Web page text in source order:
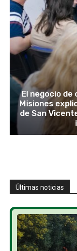
El negocio de
Misiones
de San
Últimas noticias